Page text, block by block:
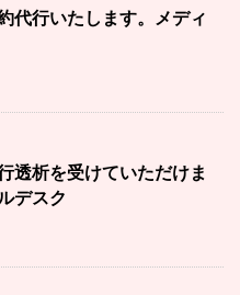
代行いたします。メディ
透析を受けていただけま
デスク